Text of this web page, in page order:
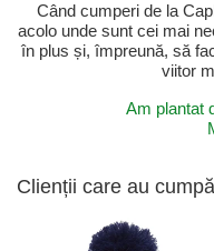
Când cumperi de la
acolo unde sunt cei mai
în plus și, împreună, să
viitor
Am plantat
Clienții care au